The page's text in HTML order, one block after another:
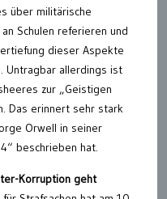
über militärische
Schulen referieren und
dieser Aspekte
Untragbar allerdings ist
zur „Geistigen
Das erinnert sehr stark
Orwell in seiner
beschrieben hat.
Korruption geht